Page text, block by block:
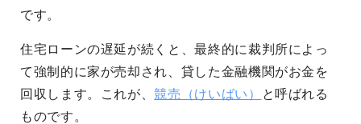
です。
住宅ローンの遅延が続くと、最終的に裁判所によっ
て強制的に家が売却され、貸した金融機関がお金を
回収します。これが、競売（けいばい）
と呼ばれる
ものです。